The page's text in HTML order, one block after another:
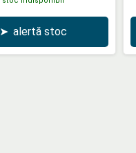
➤ alertă stoc